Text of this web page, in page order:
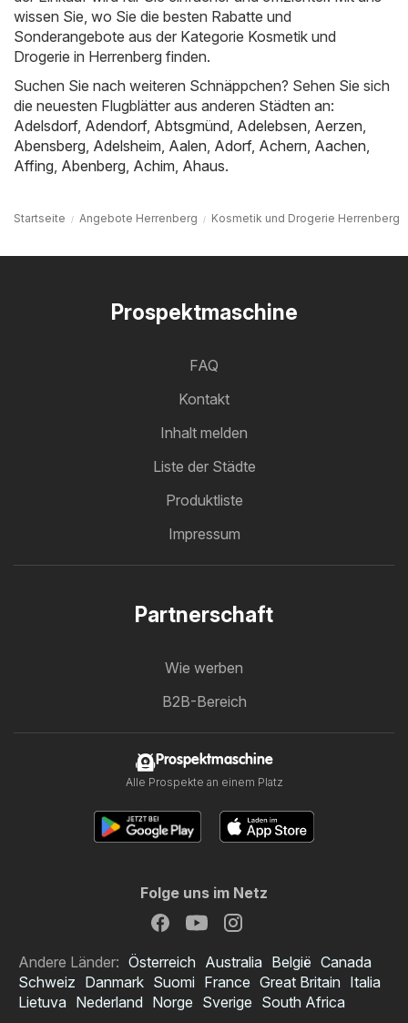
wissen Sie, wo Sie die besten Rabatte und
Sonderangebote aus der Kategorie Kosmetik und
Drogerie in Herrenberg finden.
Suchen Sie nach weiteren Schnäppchen? Sehen Sie sich
die neuesten Flugblätter aus anderen Städten an:
Adelsdorf, Adendorf, Abtsgmünd, Adelebsen, Aerzen,
Abensberg, Adelsheim, Aalen, Adorf, Achern, Aachen,
Affing, Abenberg, Achim, Ahaus.
Startseite Angebote Herrenberg Kosmetik und Drogerie Herrenberg
Prospektmaschine
FAQ
Kontakt
Inhalt melden
Liste der Städte
Produktliste
Impressum
Partnerschaft
Wie werben
B2B-Bereich
Prospektmaschine
Alle Prospekte an einem Platz
Folge uns im Netz
Andere Länder: Österreich Australia België Canada
Schweiz Danmark Suomi France Great Britain Italia
Lietuva Nederland Norge Sverige South Africa